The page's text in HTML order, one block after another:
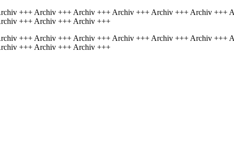
+++ Archiv +++ Archiv +++ Archiv +++ Archiv +++ Archiv
+++ Archiv +++ Archiv +++
+++ Archiv +++ Archiv +++ Archiv +++ Archiv +++ Archiv
+++ Archiv +++ Archiv +++